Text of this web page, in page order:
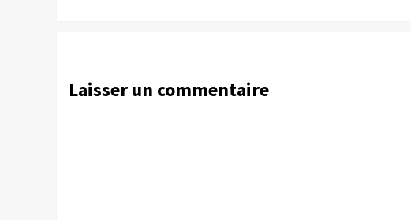
Laisser un commentaire